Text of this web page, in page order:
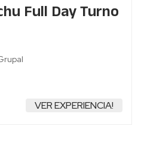
Full Day Turno
VER EXPERIENCIA!